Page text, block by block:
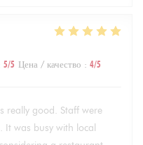
5/5 Цена / качество : 4/5
really good. Staff were
It was busy with local